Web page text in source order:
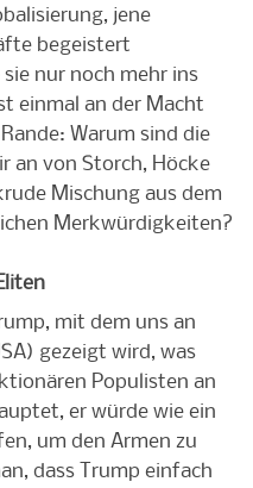
jene
begeistert
nur noch mehr ins
einmal an der Macht
Warum sind die
an von Storch, Höcke
Mischung aus dem
Merkwürdigkeiten?
mit dem uns an
gezeigt wird, was
Populisten an
er würde wie ein
um den Armen zu
dass Trump einfach